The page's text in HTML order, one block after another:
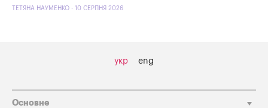
ТЕТЯНА НАУМЕНКО - 10 СЕРПНЯ 2026
укр eng
Основне